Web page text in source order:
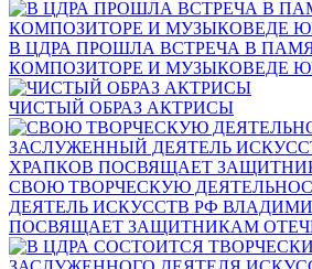
В ЦДРА ПРОШЛА ВСТРЕЧА В
КОМПОЗИТОРЕ И МУЗЫКОВЕДЕ
ЧИСТЫЙ ОБРАЗ АКТРИСЫ
СВОЮ ТВОРЧЕСКУЮ
ДЕЯТЕЛЬ ИСКУССТВ РФ
ПОСВЯЩАЕТ ЗАЩИТНИКАМ